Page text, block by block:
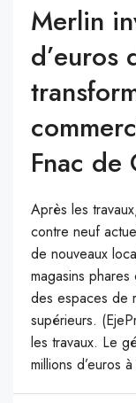
Merlin
d’euros
Fnac de
Après les
contre neuf
de nouveaux
magasins
des espaces de
supérieurs.
les travaux. Le
millions d’euros